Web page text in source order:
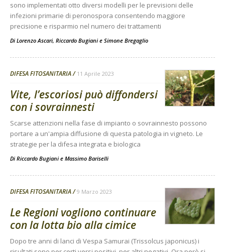
sono implementati otto diversi modelli per le previsioni delle
infezioni primarie di peronospora consentendo maggiore
precisione e risparmio nel numero dei trattamenti
Di Lorenzo Ascari, Riccardo Bugiani e Simone Bregaglio
DIFESA FITOSANITARIA 11 Aprile 2023
Vite, l’escoriosi può diffondersi
con i sovrainnesti
Scarse attenzioni nella fase di impianto o sovrainnesto possono
portare a un'ampia diffusione di questa patologia in vigneto. Le
strategie per la difesa integrata e biologica
Di Riccardo Bugiani e Massimo Bariselli
DIFESA FITOSANITARIA 9 Marzo 2023
Le Regioni vogliono continuare
con la lotta bio alla cimice
Dopo tre anni di lanci di Vespa Samurai (Trissolcus japonicus) i